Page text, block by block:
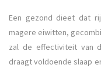
Een gezond dieet dat
magere eiwitten,
zal de effectiviteit van
draagt voldoende slaap